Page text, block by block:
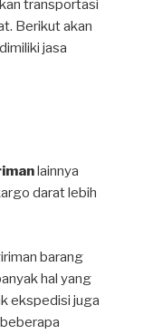
transportasi
Berikut akan
jasa
lainnya
darat lebih
barang
hal yang
ekspedisi juga